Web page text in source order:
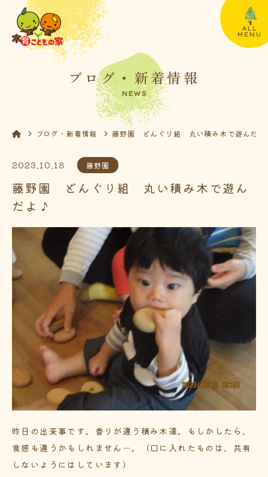
ALL
MENU
ブログ・新着情報
NEWS
ブログ・新着情報 藤野園 どんぐり組 丸い積み木で遊んだ
2023.10.18 藤野園
藤野園 どんぐり組 丸い積み木で遊ん
だよ♪
昨日の出来事です。香りが違う積み木達。もしかしたら、
食感も違うかもしれません…。（口に入れたものは、共有
しないようにはしています）